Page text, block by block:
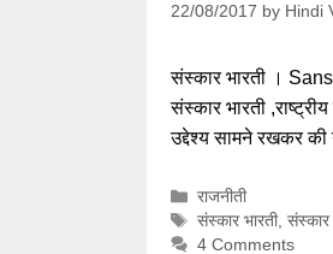
22/08/2017 by Hindi
संस्कार भारती ।
संस्कार भारती
उद्देश्य सामने रखकर
Categories
राजनीती
Tags
संस्कार भारती, संस्कार
4 Comments